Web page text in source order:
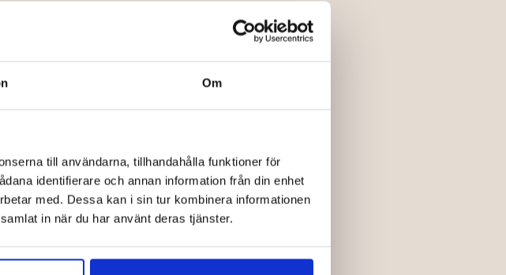
Om
till användarna, tillhandahålla funktioner för
identifierare och annan information från din enhet
med. Dessa kan i sin tur kombinera informationen
in när du har använt deras tjänster.